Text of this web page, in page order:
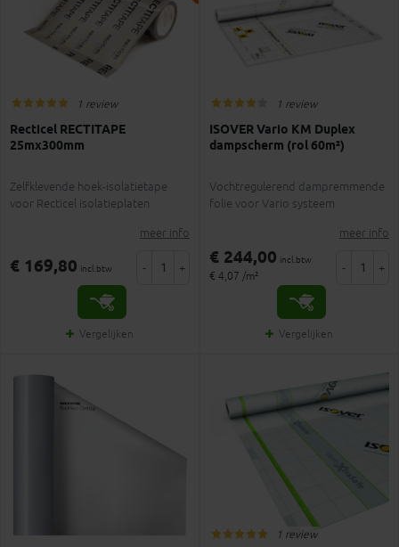
1 review
Recticel RECTITAPE
25mx300mm
Zelfklevende hoek-isolatietape
voor Recticel isolatieplaten
meer info
€ 169,80 incl.btw - +
Vergelijken
1 review
ISOVER Vario KM Duplex
dampscherm (rol 60m²)
Vochtregulerend dampremmende
folie voor Vario systeem
meer info
€ 244,00 incl.btw
€ 4,07 /m²
- +
Vergelijken
1 review